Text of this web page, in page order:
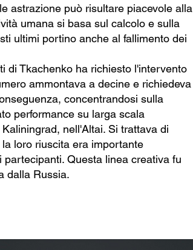
astrazione può risultare piacevole alla
umana si basa sul calcolo e sulla
ultimi portino anche al fallimento dei
di Tkachenko ha richiesto l'intervento
ammontava a decine e richiedeva
concentrandosi sulla
performance su larga scala
nell'Altai. Si trattava di
loro riuscita era importante
Questa linea creativa fu
dalla Russia.